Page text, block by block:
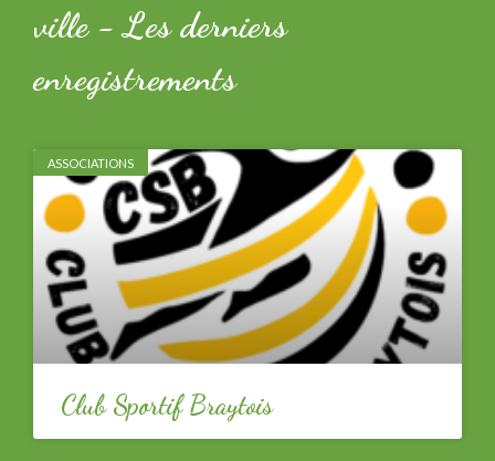
ville - Les derniers
enregistrements
ASSOCIATIONS
Club Sportif Braytois